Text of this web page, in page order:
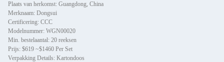
Plaats van herkomst: Guangdong, China
Merknaam: Dongsui
Certificering: CCC
Modelnummer: WGN00020
Min. bestelaantal: 20 reeksen
Prijs: $619 ~$1460 Per Set
Verpakking Details: Kartondoos